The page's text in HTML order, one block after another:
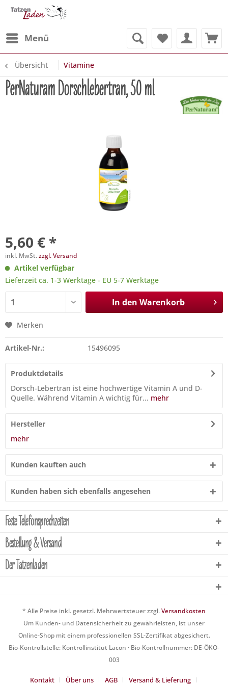
Menü
Übersicht Vitamine
PerNaturam Dorschlebertran, 50 ml
5,60 € *
inkl. MwSt.zzgl. Versand
Artikel verfügbar
Lieferzeit ca. 1-3 Werktage - EU 5-7 Werktage
In den Warenkorb
Merken
Artikel-Nr.: 15496095
Produktdetails
Dorsch-Lebertran ist eine hochwertige Vitamin A und D-
Quelle. Während Vitamin A wichtig für... mehr
Hersteller
mehr
Kunden kauften auch
Kunden haben sich ebenfalls angesehen
Feste Telefonsprechzeiten
Bestellung & Versand
Der Tatzenladen
* Alle Preise inkl. gesetzl. Mehrwertsteuer zzgl.Versandkosten
Um Kunden- und Datensicherheit zu gewährleisten, ist unser
Online-Shop mit einem professionellen SSL-Zertifikat abgesichert.
Bio-Kontrollstelle: Kontrollinstitut Lacon · Bio-Kontrollnummer: DE-ÖKO-
003
Kontakt Über uns AGB Versand & Lieferung